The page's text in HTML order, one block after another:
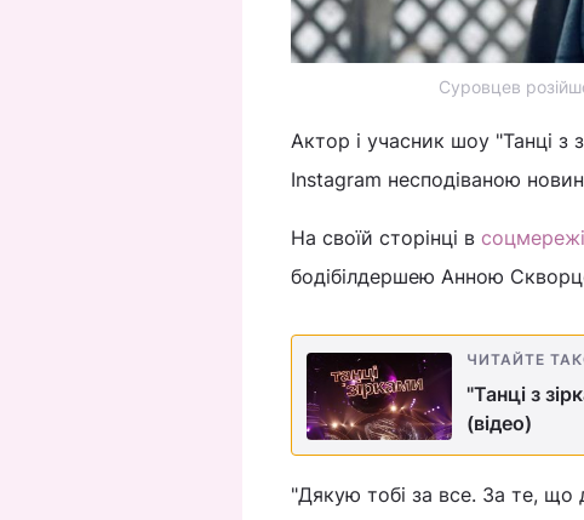
Суровцев
Актор і учасник шоу "Танці з
Instagram несподіваною
На своїй сторінці в соцмережі
бодібілдершею Анною
ЧИТАЙТЕ
"Танці з
(відео)
"Дякую тобі за все. За те, що